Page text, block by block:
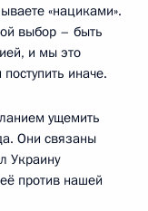
«нациками».
выбор – быть
и мы это
иначе.
ущемить
Они связаны
Украину
против нашей